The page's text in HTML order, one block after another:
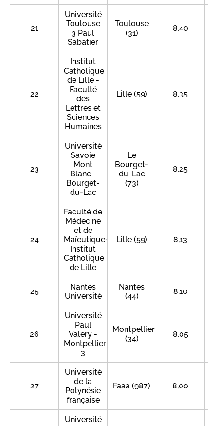
21
Université
Toulouse
3 Paul
Sabatier
Toulouse
(31)
8,40
22
Institut
Catholique
de Lille -
Faculté
des
Lettres et
Sciences
Humaines
Lille (59) 8,35
23
Université
Savoie
Mont
Blanc -
Bourget-
du-Lac
Le
Bourget-
du-Lac
(73)
8,25
24
Faculté de
Médecine
et de
Maïeutique-
Institut
Catholique
de Lille
Lille (59) 8,13
25
Nantes
Université
Nantes
(44)
8,10
26
Université
Paul
Valery -
Montpellier
3
Montpellier
(34)
8,05
27
Université
de la
Polynésie
française
Faaa (987) 8,00
Université